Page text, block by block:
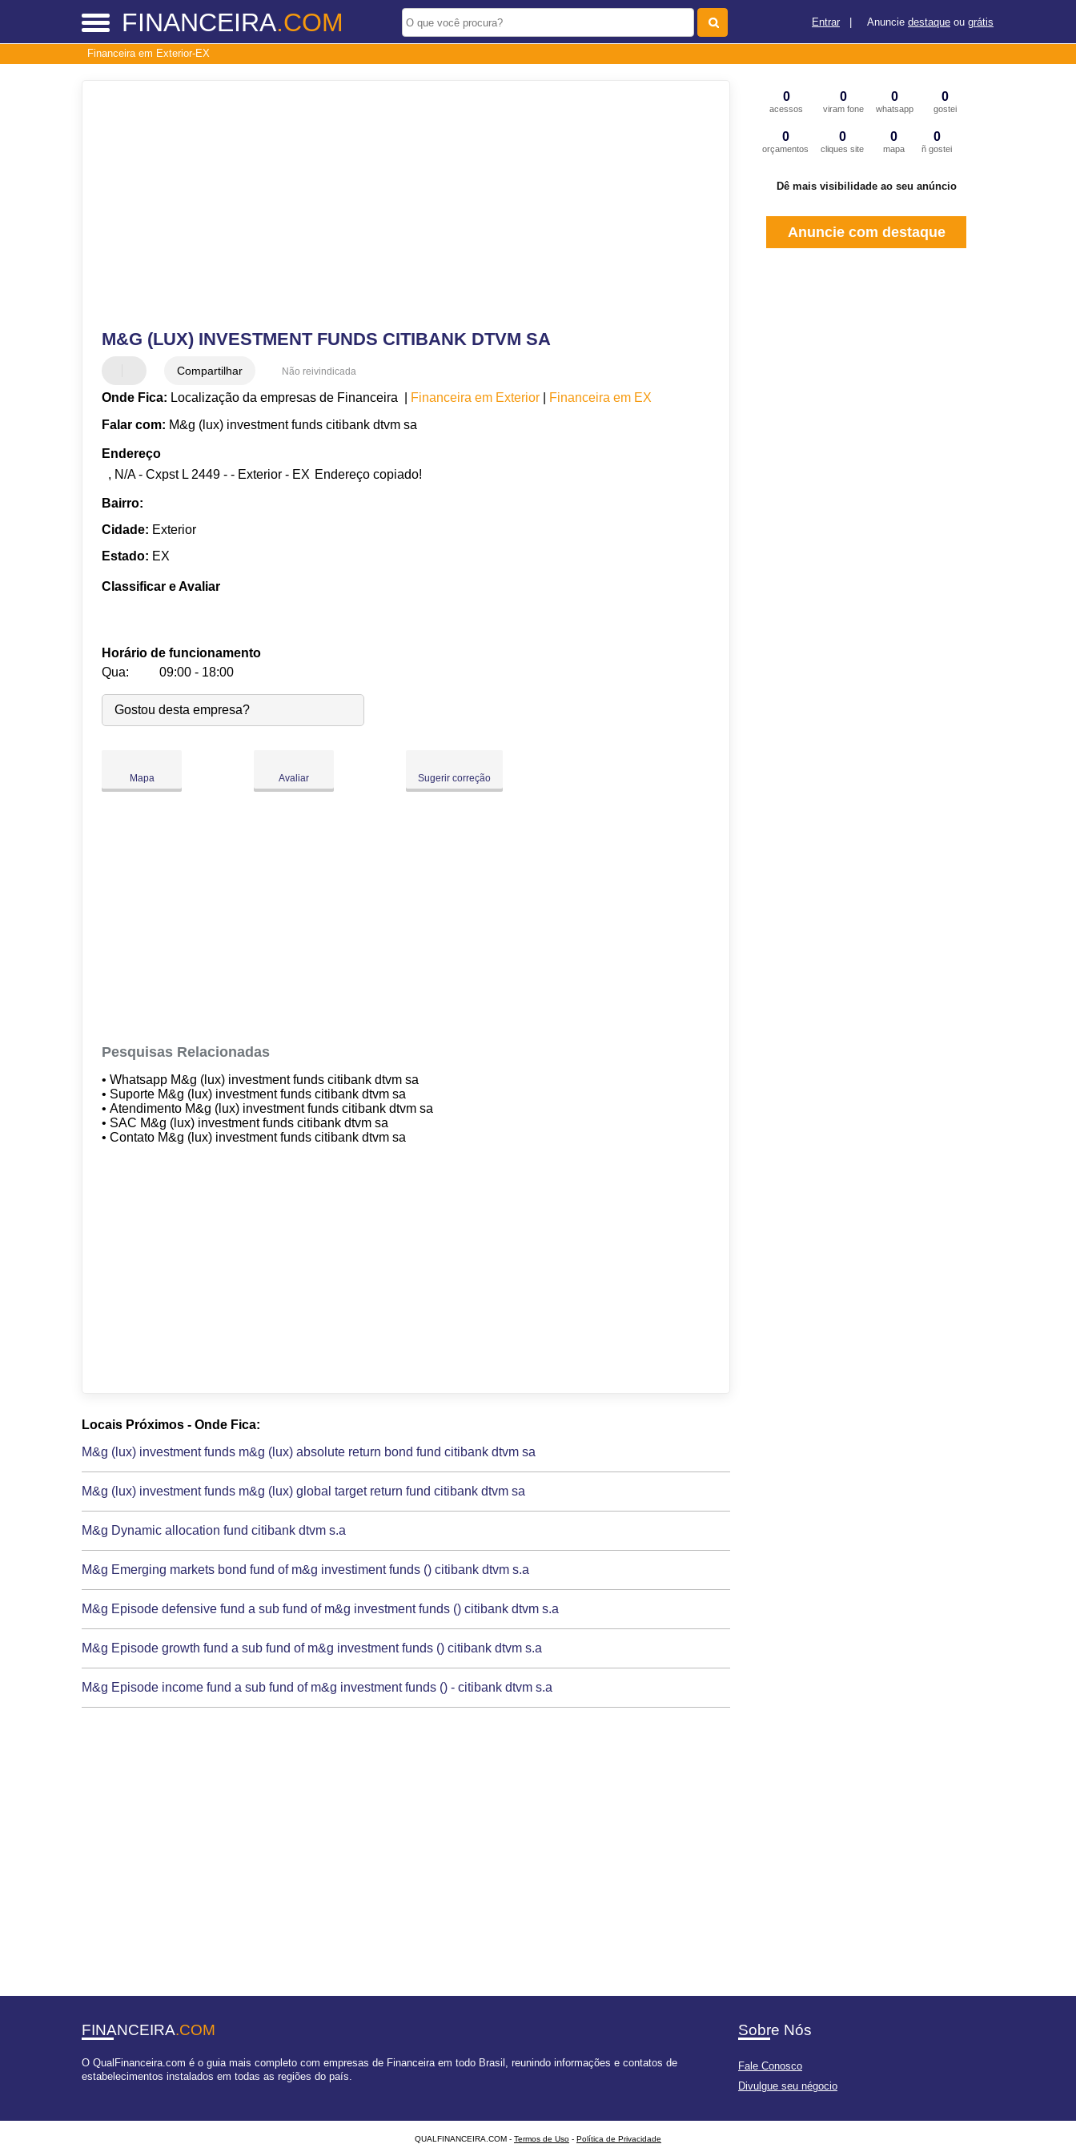
FINANCEIRA.COM Entrar Anuncie destaque ou grátis
Financeira em Exterior-EX
M&G (LUX) INVESTMENT FUNDS CITIBANK DTVM SA
Compartilhar Não reivindicada
Onde Fica: Localização da empresas de Financeira | Financeira em Exterior
Financeira em EX
Falar com: M&g (lux) investment funds citibank dtvm sa
Endereço
, N/A - Cxpst L 2449 - - Exterior - EX Endereço copiado!
Bairro:
Cidade: Exterior
Estado: EX
Classificar e Avaliar
Horário de funcionamento
Qua:
09:00 - 18:00
Seg: 09:00
Ter:
09:00-18:00
Sex:
Gostou desta empresa?
Mapa Avaliar Sugerir correção
Pesquisas Relacionadas
• Whatsapp M&g (lux) investment funds citibank dtvm sa
• Suporte M&g (lux) investment funds citibank dtvm sa
• Atendimento M&g (lux) investment funds citibank dtvm sa
• SAC M&g (lux) investment funds citibank dtvm sa
• Contato M&g (lux) investment funds citibank dtvm sa
Locais Próximos - Onde Fica:
M&g (lux) investment funds m&g (lux) absolute return bond fund citibank dtvm sa
M&g (lux) investment funds m&g (lux) global target return fund citibank dtvm sa
M&g Dynamic allocation fund citibank dtvm s.a
M&g Emerging markets bond fund of m&g investiment funds () citibank dtvm s.a
M&g Episode defensive fund a sub fund of m&g investment funds () citibank dtvm s.a
M&g Episode growth fund a sub fund of m&g investment funds () citibank dtvm s.a
M&g Episode income fund a sub fund of m&g investment funds () - citibank dtvm s.a
0
acessos
0
viram fone
0
whatsapp
0
gostei
0
orçamentos
0
cliques site
0
mapa
0
ñ gostei
Dê mais visibilidade ao seu anúncio
Anuncie com destaque
FINANCEIRA.COM
O QualFinanceira.com é o guia mais completo com empresas de Financeira em todo Brasil, reunindo informações e contatos de
estabelecimentos instalados em todas as regiões do país.
Sobre Nós
Fale Conosco
Divulgue seu négocio
QUALFINANCEIRA.COM - Termos de Uso - Política de Privacidade